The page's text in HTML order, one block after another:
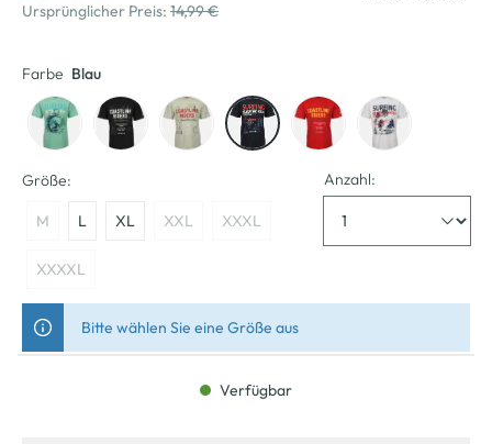
Ursprünglicher Preis: 14,99 €
Farbe Blau
Größe:
M L XL XXL XXXL
XXXXL
Anzahl:
Bitte wählen Sie eine Größe aus
Verfügbar